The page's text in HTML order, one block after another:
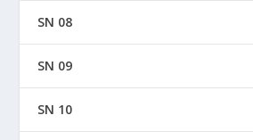
SN 08
SN 09
SN 10